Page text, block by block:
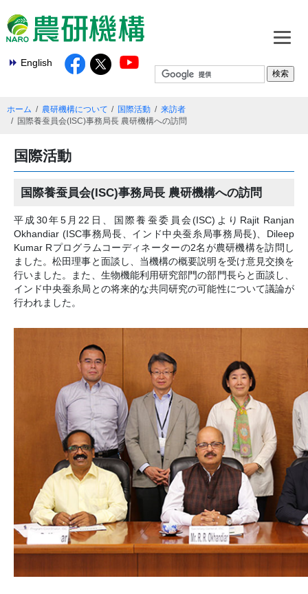
English
ホーム 農研機構について 国際活動
来訪者
国際養蚕員会(ISC)事務局長 農研機構への訪問
国際活動
国際養蚕員会(ISC)事務局長 農研機構への訪問
平成30年5月22日、国際養蚕委員会(ISC)よりRajit Ranjan
Okhandiar (ISC事務局長、インド中央蚕糸局事務局長)、Dileep
Kumar Rプログラムコーディネーターの2名が農研機構を訪問し
ました。松田理事と面談し、当機構の概要説明を受け意見交換を
行いました。また、生物機能利用研究部門の部門長らと面談し、
インド中央蚕糸局との将来的な共同研究の可能性について議論が
行われました。